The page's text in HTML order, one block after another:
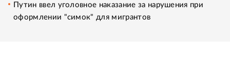
Путин ввел уголовное наказание за нарушения при
оформлении "симок" для мигрантов